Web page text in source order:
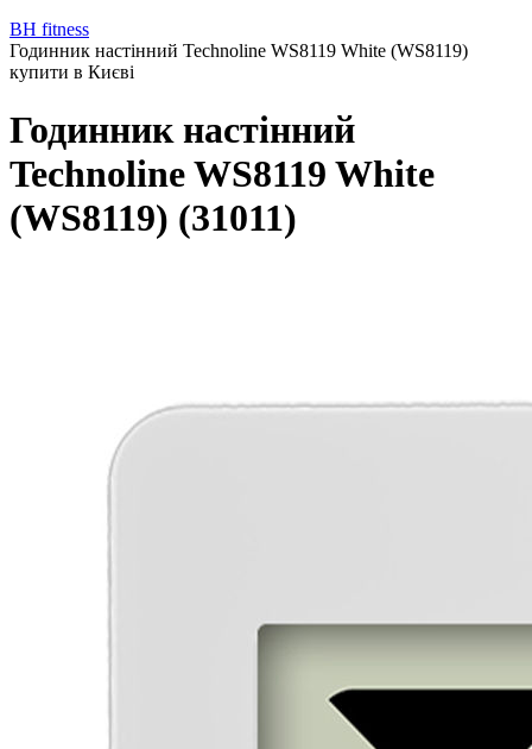
BH fitness
Годинник настінний Technoline WS8119 White (WS8119)
купити в Києві
Годинник настінний
Technoline WS8119 White
(WS8119) (31011)